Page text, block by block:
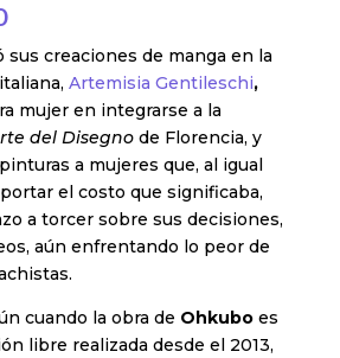
sus creaciones de manga en la
Artemisia Gentileschi,
mujer en integrarse a la
del Disegnode Florencia, y
a mujeres que, al igual
el costo que significaba,
a torcer sobre sus decisiones,
aún enfrentando lo peor de
cuando la obra de Ohkubo es
libre realizada desde el 2013,